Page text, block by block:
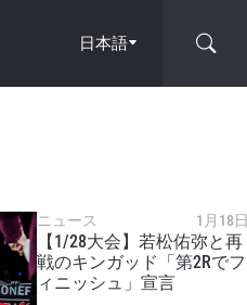
日本語
ニュース 1月18日
【1/28大会】若松佑弥と再
戦のキンガッド「第2Rでフ
ィニッシュ」宣言